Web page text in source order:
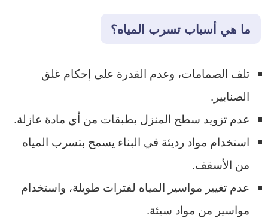
ما هي أسباب تسرب المياه؟
تلف الصمامات، وعدم القدرة على إحكام غلق
الصنابير.
عدم تزويد سطح المنزل بطبقات من أي مادة عازلة.
استخدام مواد رديئة في البناء يسمح بتسرب المياه
من الأسقف.
عدم تغيير مواسير المياه لفترات طويلة، واستخدام
مواسير من مواد سيئة.